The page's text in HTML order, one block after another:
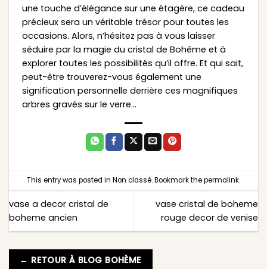
une touche d’élégance sur une étagère, ce cadeau
précieux sera un véritable trésor pour toutes les
occasions. Alors, n’hésitez pas à vous laisser
séduire par la magie du cristal de Bohême et à
explorer toutes les possibilités qu’il offre. Et qui sait,
peut-être trouverez-vous également une
signification personnelle derrière ces magnifiques
arbres gravés sur le verre…
This entry was posted in Non classé. Bookmark thepermalink.
vase a decor cristal de
boheme ancien
vase cristal de boheme
rouge decor de venise
← RETOUR À BLOG BOHÈME